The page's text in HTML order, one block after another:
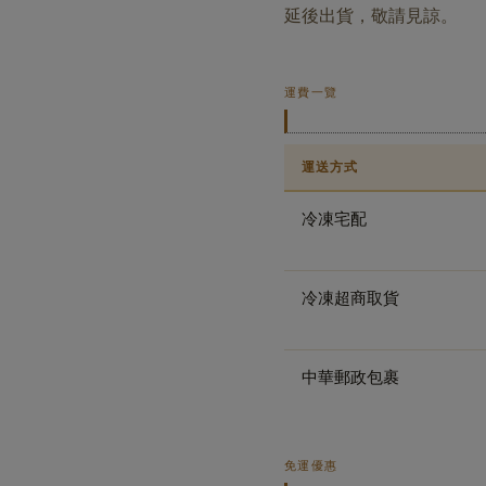
延後出貨，敬請見諒。
運費一覽
運送方式
冷凍宅配
冷凍超商取貨
中華郵政包裹
免運優惠